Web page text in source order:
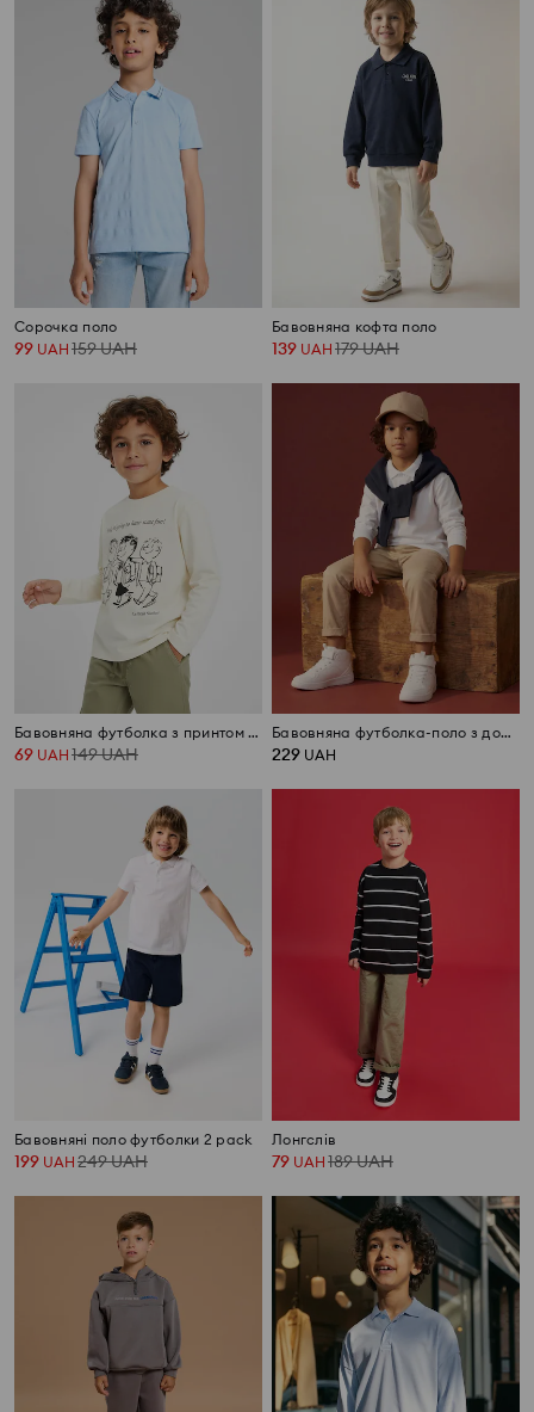
Сорочка поло
99 UAH 159UAH
Бавовняна кофта поло
139 UAH 179UAH
Бавовняна футболка з принтом Le Petit Nicolas
69 UAH 149UAH
Бавовняна футболка-поло з довгим рукавом у пике
229 UAH
Бавовняні поло футболки 2 pack
199 UAH 249UAH
Лонгслів
79 UAH 189UAH